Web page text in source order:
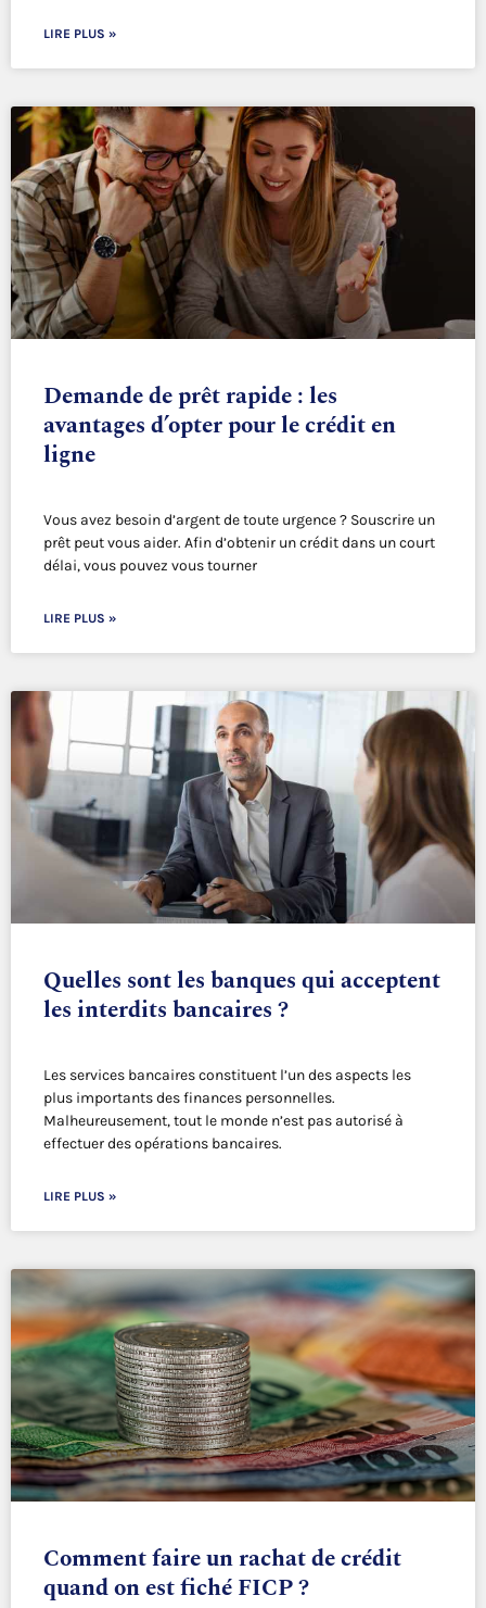
LIRE PLUS »
Demande de prêt rapide : les
avantages d’opter pour le crédit en
ligne
Vous avez besoin d’argent de toute urgence ? Souscrire un
prêt peut vous aider. Afin d’obtenir un crédit dans un court
délai, vous pouvez vous tourner
LIRE PLUS »
Quelles sont les banques qui acceptent
les interdits bancaires ?
Les services bancaires constituent l’un des aspects les
plus importants des finances personnelles.
Malheureusement, tout le monde n’est pas autorisé à
effectuer des opérations bancaires.
LIRE PLUS »
Comment faire un rachat de crédit
quand on est fiché FICP ?